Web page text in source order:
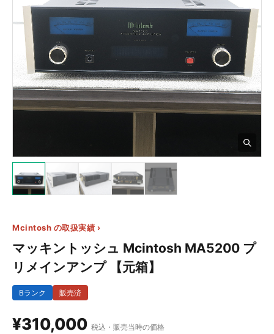
Mcintosh の取扱実績 ›
マッキントッシュ Mcintosh MA5200 プ
リメインアンプ 【元箱】
販売済
Bランク
¥310,000 税込・販売当時の価格